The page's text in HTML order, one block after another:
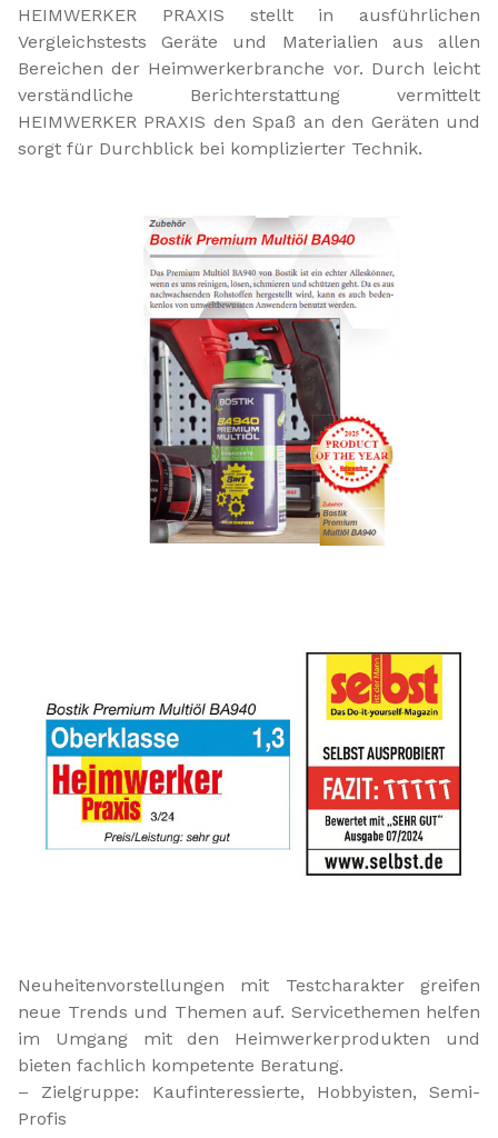
HEIMWERKER PRAXIS stellt in ausführlichen
Vergleichstests Geräte und Materialien aus allen
Bereichen der Heimwerkerbranche vor. Durch leicht
verständliche Berichterstattung vermittelt
HEIMWERKER PRAXIS den Spaß an den Geräten und
sorgt für Durchblick bei komplizierter Technik.
Neuheitenvorstellungen mit Testcharakter greifen
neue Trends und Themen auf. Servicethemen helfen
im Umgang mit den Heimwerkerprodukten und
bieten fachlich kompetente Beratung.
– Zielgruppe: Kaufinteressierte, Hobbyisten, Semi-
Profis